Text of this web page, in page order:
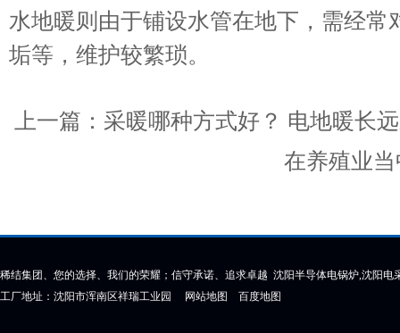
水地暖则由于铺设水管在地下，需经
垢等，维护较繁琐。
上一篇： 采暖哪种方式好？ 电地暖长
在养殖业
稀结集团、您的选择、我们的荣耀；信守承诺、追求卓越 沈阳半导体电锅炉,沈阳电
工厂地址：沈阳市浑南区祥瑞工业园 网站地图 百度地图